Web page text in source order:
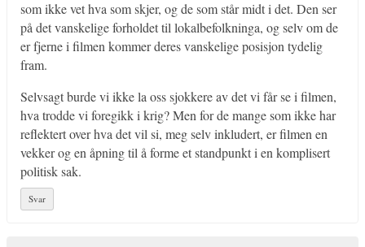
som ikke vet hva som skjer, og de som står midt i det. Den ser
på det vanskelige forholdet til lokalbefolkninga, og selv om de
er fjerne i filmen kommer deres vanskelige posisjon tydelig
fram.
Selvsagt burde vi ikke la oss sjokkere av det vi får se i filmen,
hva trodde vi foregikk i krig? Men for de mange som ikke har
reflektert over hva det vil si, meg selv inkludert, er filmen en
vekker og en åpning til å forme et standpunkt i en komplisert
politisk sak.
Svar